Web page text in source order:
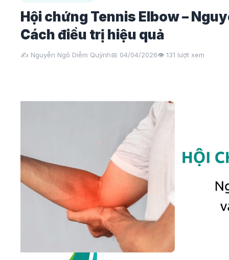
Hội chứng Tennis Elbow –
Cách điều trị hiệu quả
✍️ Nguyễn Ngô Diễm Quỳnh📅 04/04/2026👁️ 131 lượt xem